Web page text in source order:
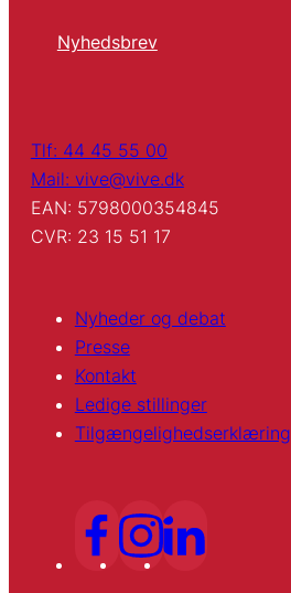
Nyhedsbrev
Tlf: 44 45 55 00
Mail: vive@vive.dk
EAN: 5798000354845
CVR: 23 15 51 17
Nyheder og debat
Presse
Kontakt
Ledige stillinger
Tilgængelighedserklæring